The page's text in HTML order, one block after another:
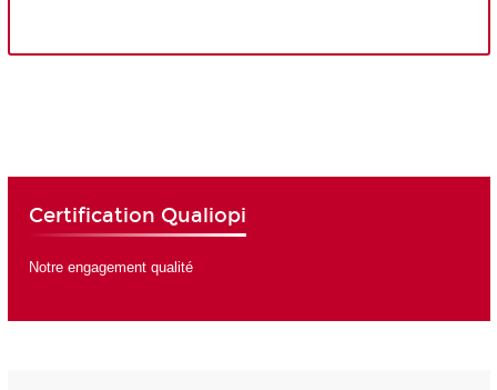
Certification Qualiopi
Notre engagement qualité